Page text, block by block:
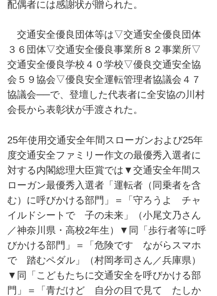
配偶者には感謝状が贈られた。
交通安全優良団体等は▽交通安全優良団体
３６団体▽交通安全優良事業所８２事業所▽
交通安全優良学校４０学校▽優良交通安全協
会５９協会▽優良安全運転管理者協議会４７
協議会──で、登壇した代表者に全安協の川村
会長から表彰状が手渡された。
25年使用交通安全年間スローガンおよび25年
度交通安全ファミリー作文の最優秀入選者に
対する内閣総理大臣賞では▼交通安全年間ス
ローガン最優秀入選者「運転者（同乗者を含
む）に呼びかける部門」＝「守ろうよ チャ
イルドシートで 子の未来」（小尾文乃さん
／神奈川県・高校2年生）▼同「歩行者等に呼
びかける部門」＝「危険です ながらスマホ
で 踏むペダル」（村岡孝司さん／兵庫県）
▼同「こどもたちに交通安全を呼びかける部
門」＝「青だけど 自分の目で見て たしか